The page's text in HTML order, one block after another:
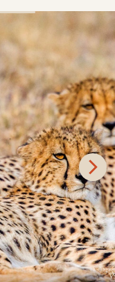
e la Riserva
offre uno dei